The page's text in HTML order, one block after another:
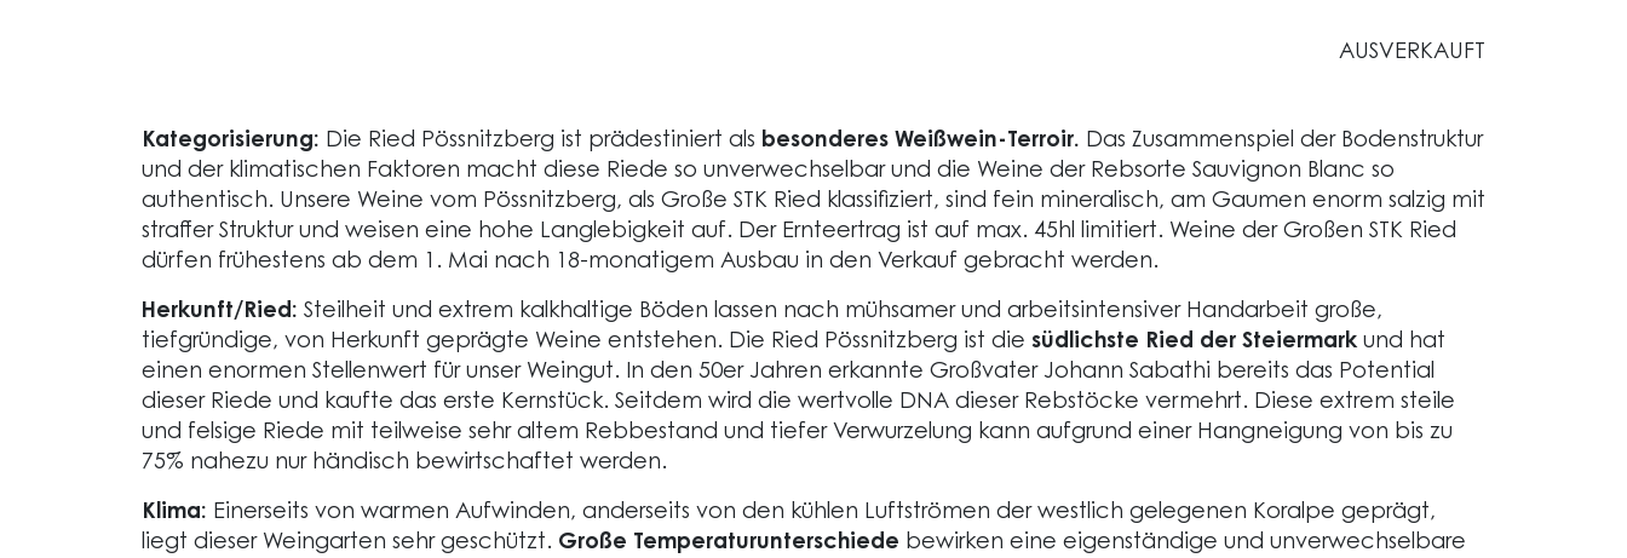
AUSVERKAUFT
Kategorisierung: Die Ried Pössnitzberg ist prädestiniert als besonderes Weißwein-Terroir. Das Zusammenspiel der Bodenstruktur
und der klimatischen Faktoren macht diese Riede so unverwechselbar und die Weine der Rebsorte Sauvignon Blanc so
authentisch. Unsere Weine vom Pössnitzberg, als Große STK Ried klassifiziert, sind fein mineralisch, am Gaumen enorm salzig mit
straffer Struktur und weisen eine hohe Langlebigkeit auf. Der Ernteertrag ist auf max. 45hl limitiert. Weine der Großen STK Ried
dürfen frühestens ab dem 1. Mai nach 18-monatigem Ausbau in den Verkauf gebracht werden.
Herkunft/Ried: Steilheit und extrem kalkhaltige Böden lassen nach mühsamer und arbeitsintensiver Handarbeit große,
tiefgründige, von Herkunft geprägte Weine entstehen. Die Ried Pössnitzberg ist die südlichste Ried der Steiermarkund hat
einen enormen Stellenwert für unser Weingut. In den 50er Jahren erkannte Großvater Johann Sabathi bereits das Potential
dieser Riede und kaufte das erste Kernstück. Seitdem wird die wertvolle DNA dieser Rebstöcke vermehrt. Diese extrem steile
und felsige Riede mit teilweise sehr altem Rebbestand und tiefer Verwurzelung kann aufgrund einer Hangneigung von bis zu
75% nahezu nur händisch bewirtschaftet werden.
Klima: Einerseits von warmen Aufwinden, anderseits von den kühlen Luftströmen der westlich gelegenen Koralpe geprägt,
liegt dieser Weingarten sehr geschützt. Große Temperaturunterschiede bewirken eine eigenständige und unverwechselbare